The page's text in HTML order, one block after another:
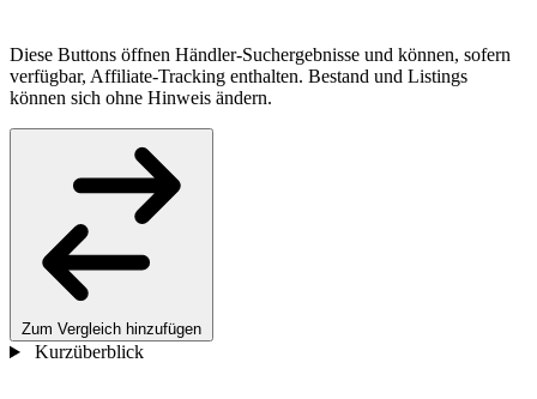
Diese Buttons öffnen Händler-Suchergebnisse und können, sofern
verfügbar, Affiliate-Tracking enthalten. Bestand und Listings
können sich ohne Hinweis ändern.
Zum Vergleich hinzufügen
Kurzüberblick